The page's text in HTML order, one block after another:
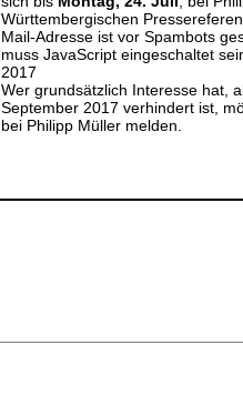
Württembergischen
Mail-Adresse ist vor Spambots
muss JavaScript eingeschaltet
2017
Wer grundsätzlich Interesse hat,
September 2017 verhindert ist,
bei Philipp Müller melden.